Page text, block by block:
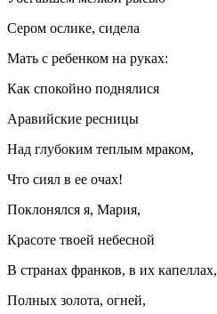
Сером ослике, сидела
Мать с ребенком на руках:
Как спокойно поднялися
Аравийские ресницы
Над глубоким теплым мраком,
Что сиял в ее очах!
Поклонялся я, Мария,
Красоте твоей небесной
В странах франков, в их капеллах,
Полных золота, огней,